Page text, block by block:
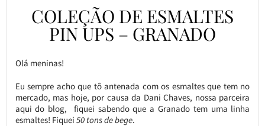
COLEÇÃO DE ESMALTES
PIN UPS – GRANADO
Olá meninas!
Eu sempre acho que tô antenada com os esmaltes que tem no
mercado, mas hoje, por causa da Dani Chaves, nossa parceira
aqui do blog, fiquei sabendo que a Granado tem uma linha
esmaltes! Fiquei 50 tons de bege.